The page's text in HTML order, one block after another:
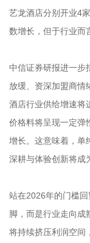
艺龙酒店分别开业4
数增长，但于行业而
中信证券研报进一步
放缓、资深加盟商情
酒店行业供给增速将
价格料将呈现一定弹
增长。这意味着，单
深耕与体验创新将成
站在2026年的门槛
脚，而是行业走向成
将持续挤压利润空间